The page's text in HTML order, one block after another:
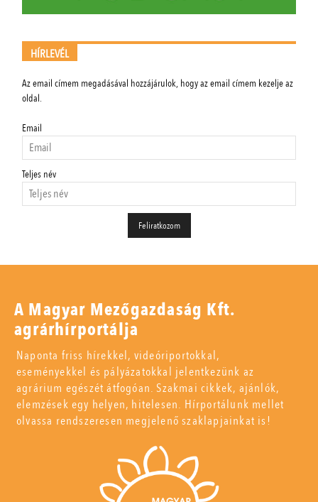
HÍRLEVÉL
Az email címem megadásával hozzájárulok, hogy az email címem kezelje az
oldal.
Email
Teljes név
A Magyar Mezőgazdaság Kft.
agrárhírportálja
Naponta friss hírekkel, videóriportokkal,
eseményekkel és pályázatokkal jelentkezünk az
agrárium egészét átfogóan. Szakmai cikkek, ajánlók,
elemzések egy helyen, hitelesen. Hírportálunk mellet
olvassa rendszeresen megjelenő szaklapjainkat is!